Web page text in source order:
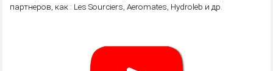
партнеров, как : Les Sourciers, Aeromates, Hydroleb и др.